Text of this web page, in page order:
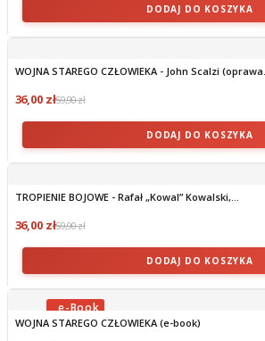
DODAJ DO KOSZYKA
WOJNA STAREGO CZŁOWIEKA - John Scalzi (oprawa...
36,00 zł59,90 zł
DODAJ DO KOSZYKA
TROPIENIE BOJOWE - Rafał „Kowal” Kowalski,...
36,00 zł59,90 zł
DODAJ DO KOSZYKA
OBECNIE BRAK NA STANIE
WOJNA STAREGO CZŁOWIEKA (e-book)